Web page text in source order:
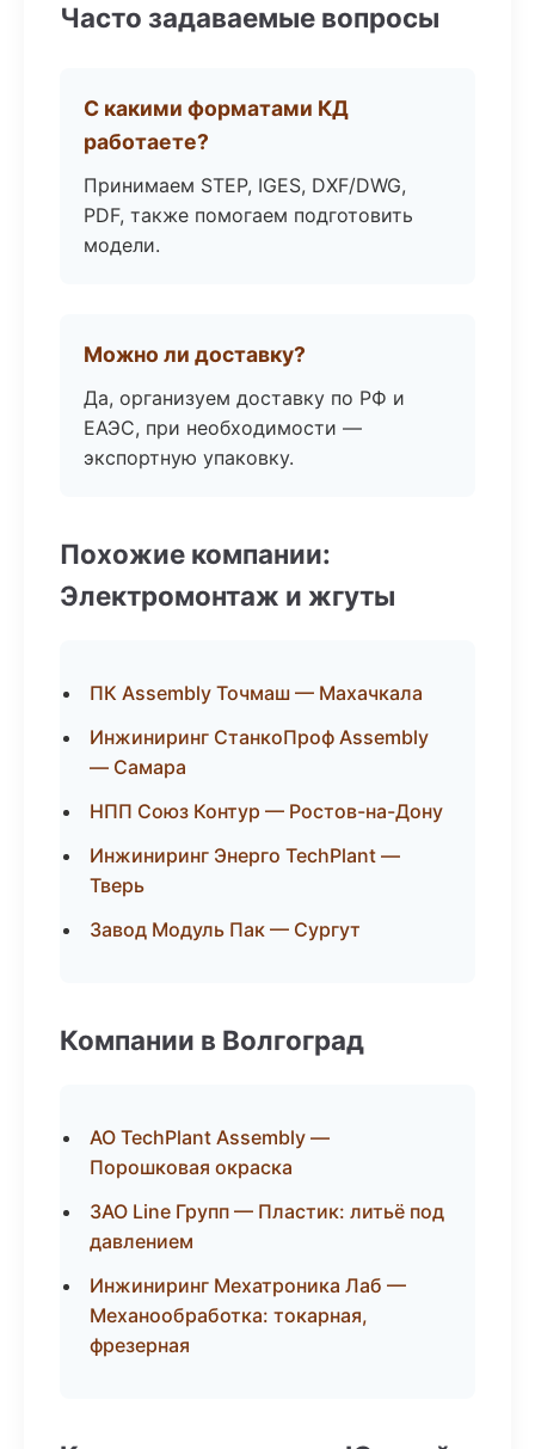
Часто задаваемые вопросы
С какими форматами КД
работаете?
Принимаем STEP, IGES, DXF/DWG,
PDF, также помогаем подготовить
модели.
Можно ли доставку?
Да, организуем доставку по РФ и
ЕАЭС, при необходимости —
экспортную упаковку.
Похожие компании:
Электромонтаж и жгуты
ПК Assembly Точмаш — Махачкала
Инжиниринг СтанкоПроф Assembly
— Самара
НПП Союз Контур — Ростов-на-Дону
Инжиниринг Энерго TechPlant —
Тверь
Завод Модуль Пак — Сургут
Компании в Волгоград
АО TechPlant Assembly —
Порошковая окраска
ЗАО Line Групп — Пластик: литьё под
давлением
Инжиниринг Мехатроника Лаб —
Механообработка: токарная,
фрезерная